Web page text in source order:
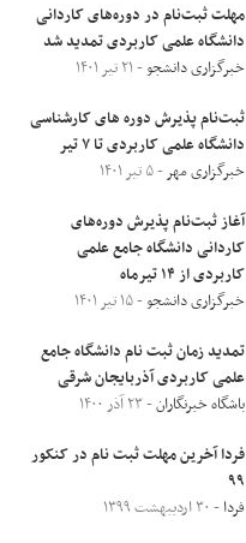
مهلت ثبت‌نام در دوره‌های کاردانی
دانشگاه علمی کاربردی تمدید شد
خبرگزاری دانشجو- ۲۱ تیر ۱۴۰۱
ثبت‌نام پذیرش دوره های کارشناسی
دانشگاه علمی کاربردی تا ۷ تیر
خبرگزاری مهر- ۵ تیر ۱۴۰۱
آغاز ثبت‌نام پذیرش دوره‌های
کاردانی دانشگاه جامع علمی
کاربردی از ۱۴ تیرماه
خبرگزاری دانشجو- ۱۵ تیر ۱۴۰۱
تمدید زمان ثبت نام دانشگاه جامع
علمی کاربردی آذربایجان شرقی
باشگاه خبرنگاران- ۲۳ آذر ۱۴۰۰
فردا آخرین مهلت ثبت نام در کنکور
۹۹
فردا - ۳۰ اردیبهشت ۱۳۹۹